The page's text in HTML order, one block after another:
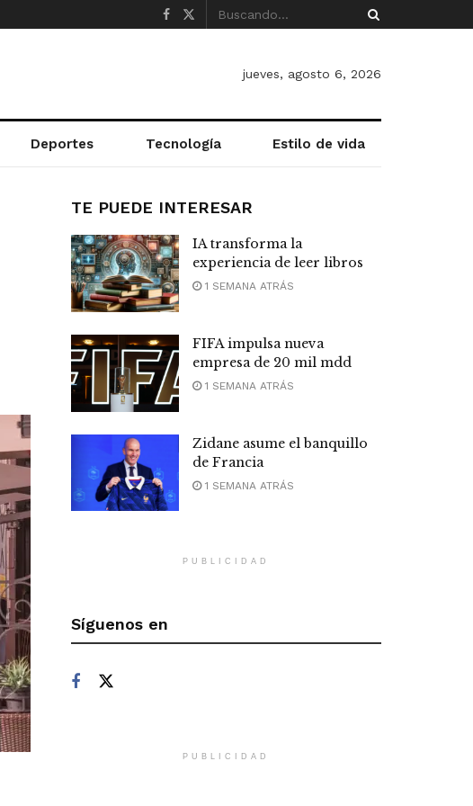
jueves, agosto 6, 2026
Deportes Tecnología Estilo de vida
TE PUEDE INTERESAR
IA transforma la
experiencia de leer libros
1 SEMANA ATRÁS
FIFA impulsa nueva
empresa de 20 mil mdd
1 SEMANA ATRÁS
Zidane asume el banquillo
de Francia
1 SEMANA ATRÁS
PUBLICIDAD
Síguenos en
PUBLICIDAD